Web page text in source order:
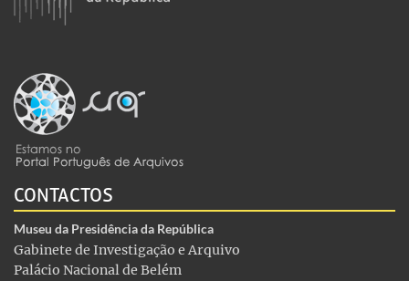
CONTACTOS
Museu da Presidência da República
Gabinete de Investigação e Arquivo
Palácio Nacional de Belém